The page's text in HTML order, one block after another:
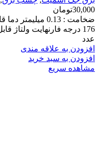
30,000تومان
عدد
افزودن به علاقه مندی
افزودن به سبد خرید
مشاهده سریع